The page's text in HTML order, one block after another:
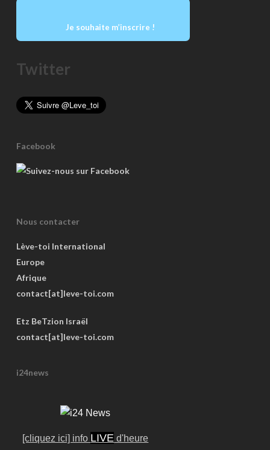
Je souhaite m’inscrire !
Twitter
Facebook
Nous contacter
Lève-toi International
Europe
Afrique
contact[at]leve-toi.com
Etz BeTzion Israël
contact[at]leve-toi.com
i24news
[cliquez ici] info LIVE d'heure